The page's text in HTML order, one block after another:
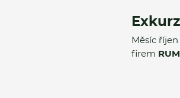
Měsíc
firem